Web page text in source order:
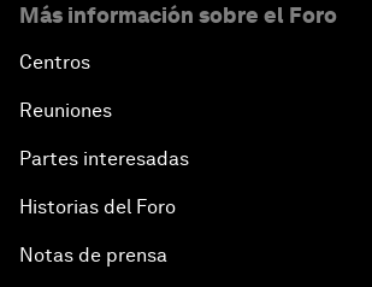
Más información sobre el Foro
Centros
Reuniones
Partes interesadas
Historias del Foro
Notas de prensa